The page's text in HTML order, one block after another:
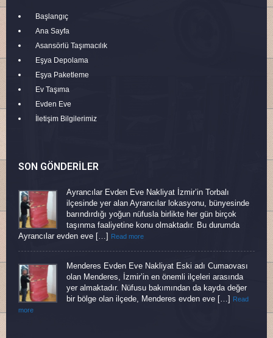
Başlangıç
Ana Sayfa
Asansörlü Taşımacılık
Eşya Depolama
Eşya Paketleme
Ev Taşıma
Evden Eve
İletişim Bilgilerimiz
SON GÖNDERILER
Ayrancılar Evden Eve Nakliyat İzmir’in Torbalı
ilçesinde yer alan Ayrancılar lokasyonu, bünyesinde
barındırdığı yoğun nüfusla birlikte her gün birçok
taşınma faaliyetine konu olmaktadır. Bu durumda
Ayrancılar evden eve […]
Read more
Menderes Evden Eve Nakliyat Eski adı Cumaovası
olan Menderes, İzmir’in en önemli ilçeleri arasında
yer almaktadır. Nüfusu bakımından da kayda değer
bir bölge olan ilçede, Menderes evden eve […]
Read
more